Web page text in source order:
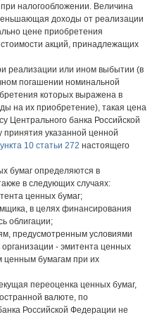
налогообложении. Величина
доходы от реализации
цене приобретения
акций, принадлежащих
реализации или ином выбытии (в
погашении номинальной
которых выражена в
на их приобретение), такая цена
Центрального банка Российской
указанной ценной
10 статьи 272 настоящего
бумаг определяются в
в следующих случаях:
ценных бумаг;
в целях финансирования
облигации;
предусмотренным условиями
- эмитента ценных
ценным бумагам при их
переоценка ценных бумаг,
валюте, по
Российской Федерации не